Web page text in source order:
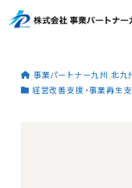
事業パートナー九州 北九
経営改善支援・事業再生